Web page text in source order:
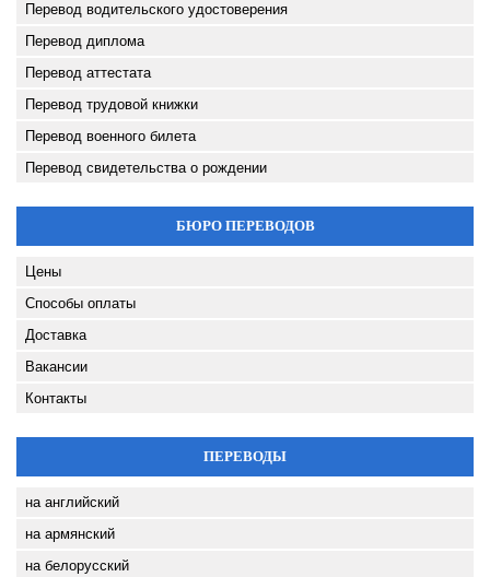
Перевод водительского удостоверения
Перевод диплома
Перевод аттестата
Перевод трудовой книжки
Перевод военного билета
Перевод свидетельства о рождении
БЮРО ПЕРЕВОДОВ
Цены
Способы оплаты
Доставка
Вакансии
Контакты
ПЕРЕВОДЫ
на английский
на армянский
на белорусский